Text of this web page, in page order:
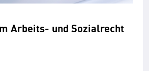
Arbeits- und Sozialrecht